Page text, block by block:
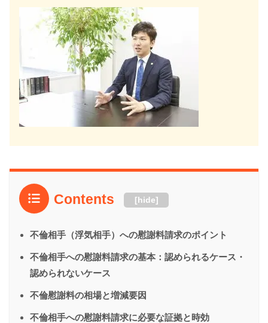
Contents [hide]
不倫相手（浮気相手）への慰謝料請求のポイント
不倫相手への慰謝料請求の基本：認められるケース・
認められないケース
不倫慰謝料の相場と増減要因
不倫相手への慰謝料請求に必要な証拠と時効